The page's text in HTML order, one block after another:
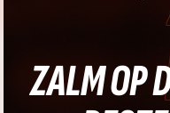
ZALM OP
MIJN